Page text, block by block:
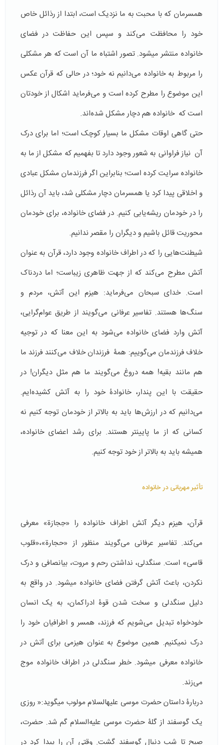
همسرمان که با محبت به ما نزدیک است، ابتدا از رذائل خاص
خود را محافظت می‌کند و سپس این حفاظت در فضای
خانواده منتشر ­می­شود. تصور اشتباه ما آن است که هر مشکلی
را مربوط به خانواده می‌دانیم نه خود؛ در حالی که قرآن عکس
این موضوع را مطرح کرده است و می‌­فرماید اشکال از خودتان
است که خانواده هم دچار مشکل شده‌اند.
حتی گاهی اوقات مشکل ما بسیار کوچک است؛ اما برای درک
آن نیاز فراوانی به شعور وجود دارد تا بفهمیم که مشکل از ما به
خانواده سرایت کرده است؛ بنابراین اگر فرزندمان مشکل عبادی
و اخلاقی پیدا کرد یا همسرمان دچار مشکلی شد، باید آن رذائل
را در خودمان ریشه‌یابی کنیم. در فضای خانواده، برای خودمان
محوریت قائل باشیم و دیگران را مقصر ندانیم.
شیطنت­‌هایی را که در اطراف خانواده وجود دارد، قرآن به عنوان
آتش مطرح می‌کند که از جهت ظاهری زیباست؛ اما دردناک
است. خدای سبحان می­‌فرماید: هیزم این آتش، مردم و
سنگ‌ها هستند. تفاسیر عرفانی می‌گویند از طریق عوام­‌گرایی،
آتش وارد فضای خانواده می‌شود به این معنا که در توجیه
خلاف فرزندمان می‌گوییم: همۀ فرزندان خلاف می­‌کنند فرزند ما
هم مانند بقیه! همه دروغ می­‌گویند ما هم مثل دیگران! در
حقیقت با این پندار، خانوادۀ خود را به آتش کشیده‌­ایم.
می‌دانیم که در ارزش‌ها باید به بالاتر از خودمان توجه کنیم نه
کسانی که از ما پایین­تر هستند. برای رشد اعضای خانواده­،
همیشه باید به بالاتر از خود توجه کنیم.
تأثیر مهربانی در خانواده
قرآن، هیزم دیگر آتش اطراف خانواده را «حِجارَة» معرفی
می‌کند. تفاسیر عرفانی می‌گویند منظور از «حجارة»،«قلوب
قاسی» است. سنگدلی، نداشتن رحم و مروت، بی­انصافی و درک
نکردن، باعث آتش گرفتن فضای خانواده می­شود. در واقع به
دلیل سنگدلی و سخت شدن قوۀ ادراکمان، به یک انسان
خودخواه تبدیل می‌شویم که فرزند، همسر و اطرافیان خود را
درک نمی­کنیم. همین موضوع به عنوان هیزمی برای آتش در
خانواده معرفی می­شود. خطر سنگدلی در اطراف خانواده موج
می‌زند.
دربارۀ داستان حضرت موسی علیه­السلام مولوب می­گوید:« روزی
یک گوسفند از گلۀ حضرت موسی علیه­‌السلام گم شد. حضرت،
صبح تا شب دنبال گوسفند گشت. وقتی آن را پیدا کرد در